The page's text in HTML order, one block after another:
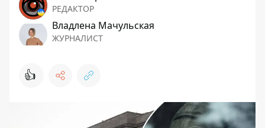
РЕДАКТОР
Владлена Мачульская
ЖУРНАЛИСТ
👍